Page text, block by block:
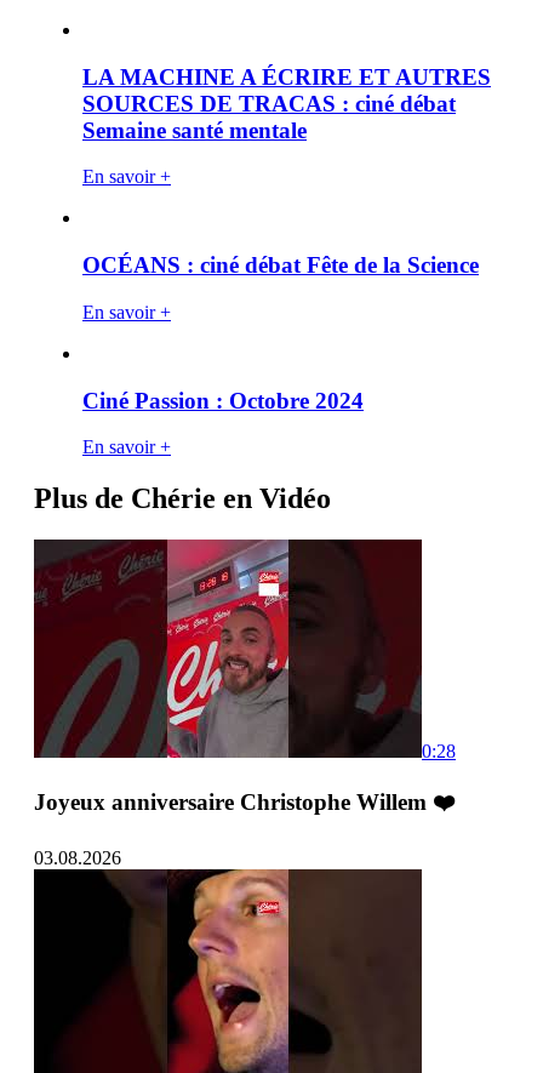
LA MACHINE A ÉCRIRE ET AUTRES
SOURCES DE TRACAS : ciné débat
Semaine santé mentale
En savoir +
OCÉANS : ciné débat Fête de la Science
En savoir +
Ciné Passion : Octobre 2024
En savoir +
Plus de Chérie en Vidéo
0:28
Joyeux anniversaire Christophe Willem ❤️
03.08.2026